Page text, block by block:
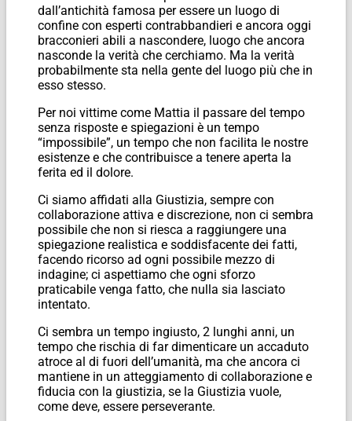
dall’antichità famosa per essere un luogo di
confine con esperti contrabbandieri e ancora oggi
bracconieri abili a nascondere, luogo che ancora
nasconde la verità che cerchiamo. Ma la verità
probabilmente sta nella gente del luogo più che in
esso stesso.
Per noi vittime come Mattia il passare del tempo
senza risposte e spiegazioni è un tempo
“impossibile”, un tempo che non facilita le nostre
esistenze e che contribuisce a tenere aperta la
ferita ed il dolore.
Ci siamo affidati alla Giustizia, sempre con
collaborazione attiva e discrezione, non ci sembra
possibile che non si riesca a raggiungere una
spiegazione realistica e soddisfacente dei fatti,
facendo ricorso ad ogni possibile mezzo di
indagine; ci aspettiamo che ogni sforzo
praticabile venga fatto, che nulla sia lasciato
intentato.
Ci sembra un tempo ingiusto, 2 lunghi anni, un
tempo che rischia di far dimenticare un accaduto
atroce al di fuori dell’umanità, ma che ancora ci
mantiene in un atteggiamento di collaborazione e
fiducia con la giustizia, se la Giustizia vuole,
come deve, essere perseverante.